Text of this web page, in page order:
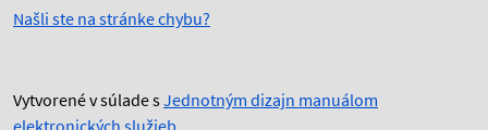
Našli ste na stránke chybu?
Vytvorené v súlade sJednotným dizajn manuálom